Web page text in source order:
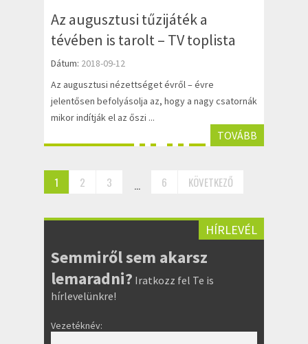
Az augusztusi tűzijáték a
tévében is tarolt – TV toplista
Dátum: 2018-09-12
Az augusztusi nézettséget évről – évre
jelentősen befolyásolja az, hogy a nagy csatornák
mikor indítják el az őszi ...
TOVÁBB
1 2 3 … 6 KÖVETKEZŐ
HÍRLEVÉL
Semmiről sem akarsz
lemaradni? Iratkozz fel Te is
hírlevelünkre!
Vezetéknév: